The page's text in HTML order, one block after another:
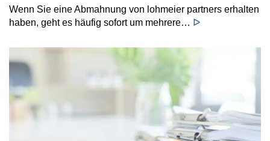
Wenn Sie eine Abmahnung von lohmeier partners erhalten
haben, geht es häufig sofort um mehrere… ᐅ